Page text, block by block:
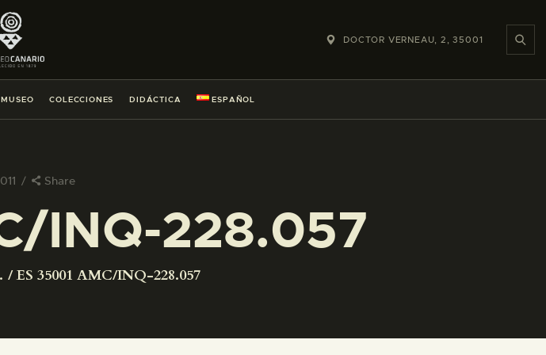
DOCTOR VERNEAU, 2, 35001
COLECCIONES DIDÁCTICA ESPAÑOL
Share
INQ-228.057
ES 35001 AMC/INQ-228.057